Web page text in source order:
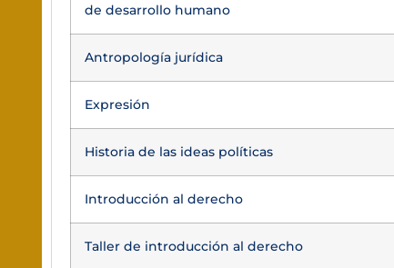
de desarrollo humano
Antropología jurídica
Expresión
Historia de las ideas políticas
Introducción al derecho
Taller de introducción al derecho